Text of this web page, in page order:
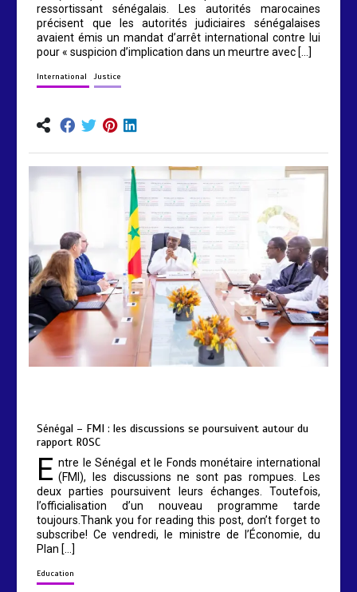
ressortissant sénégalais. Les autorités marocaines
précisent que les autorités judiciaires sénégalaises
avaient émis un mandat d’arrêt international contre lui
pour « suspicion d’implication dans un meurtre avec […]
International Justice
Sénégal – FMI : les discussions se poursuivent autour du
rapport ROSC
E ntre le Sénégal et le Fonds monétaire international
(FMI), les discussions ne sont pas rompues. Les
deux parties poursuivent leurs échanges. Toutefois,
l’officialisation d’un nouveau programme tarde
toujours.Thank you for reading this post, don’t forget to
subscribe! Ce vendredi, le ministre de l’Économie, du
Plan […]
Education